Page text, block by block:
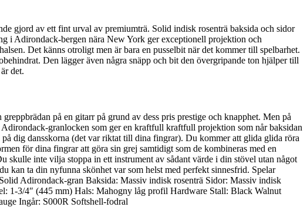
gjord av ett fint urval av premiumträ. Solid indisk rosenträ baksida och sidor
i Adirondack-bergen nära New York ger exceptionell projektion och
Det känns otroligt men är bara en pusselbit när det kommer till spelbarhet.
Den lägger även några snäpp och bit den övergripande ton hjälper till
det.
på en gitarr på grund av dess pris prestige och knapphet. Men på
granlocken som ger en kraftfull kraftfull projektion som når baksidan
dig dansskorna (det var riktat till dina fingrar). Du kommer att glida glida röra
för dina fingrar att göra sin grej samtidigt som de kombineras med en
inte vilja stoppa in ett instrument av sådant värde i din stövel utan något
kan ta din nyfunna skönhet var som helst med perfekt sinnesfrid. Spelar
Adirondack-gran Baksida: Massiv indisk rosenträ Sidor: Massiv indisk
1-3/4″ (445 mm) Hals: Mahogny låg profil Hardware Stall: Black Walnut
Ingår: S000R Softshell-fodral